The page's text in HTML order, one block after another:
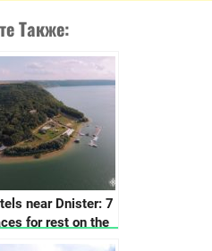
Также:
near Dnister: 7
for rest on the
Canyon